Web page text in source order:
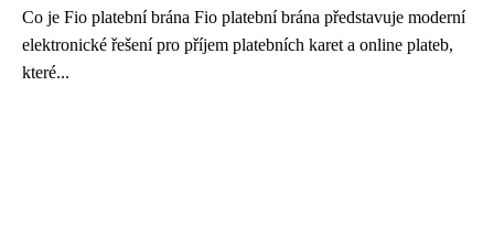
Co je Fio platební brána Fio platební brána představuje moderní
elektronické řešení pro příjem platebních karet a online plateb,
které...